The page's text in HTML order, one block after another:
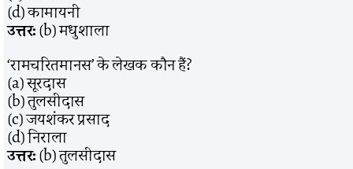
(d) कामायनी
उत्तर:(b) मधुशाला
‘रामचरितमानस’ के लेखक कौन हैं?
(a) सूरदास
(b) तुलसीदास
(c) जयशंकर प्रसाद
(d) निराला
उत्तर:(b) तुलसीदास